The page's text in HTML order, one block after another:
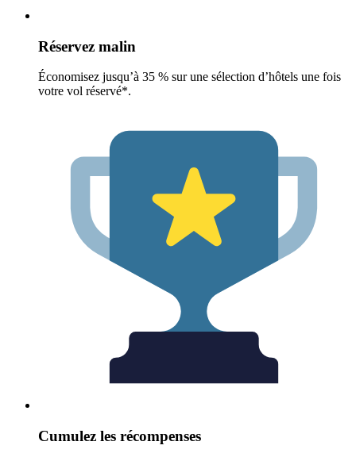
Réservez malin
Économisez jusqu’à 35 % sur une sélection d’hôtels une fois
votre vol réservé*.
Cumulez les récompenses